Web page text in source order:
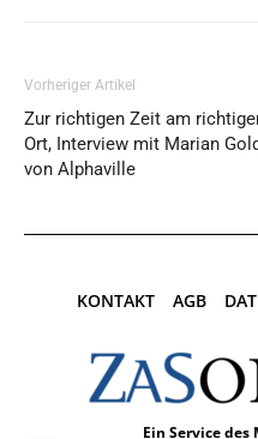
Vorheriger Artikel
Zur richtigen Zeit am
Ort, Interview mit Marian Gold
von Alphaville
KONTAKT AGB
Ein Service des